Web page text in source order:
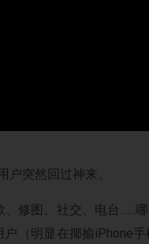
户突然回过神来。
修图、社交、电台……
（明显在揶揄iPhone